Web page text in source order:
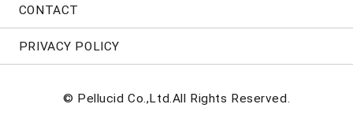
CONTACT
PRIVACY POLICY
© Pellucid Co.,Ltd.All Rights Reserved.